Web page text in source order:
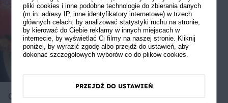
Gua-cam-ole!
pliki cookies i inne podobne technologie do zbierania danych
(m.in. adresy IP, inne identyfikatory internetowe) w trzech
głównych celach: by analizować statystyki ruchu na stronie,
by kierować do Ciebie reklamy w innych miejscach w
internecie, by wyświetlać Ci filmy na naszej stronie. Kliknij
poniżej, by wyrazić zgodę albo przejdź do ustawień, aby
dokonać szczegółowych wyborów co do plików cookies.
PRZEJDŹ DO USTAWIEŃ